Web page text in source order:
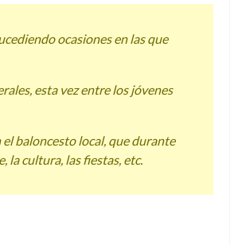
ocasiones en las que
esta vez entre los jóvenes
baloncesto local, que durante
la cultura, las fiestas, etc.